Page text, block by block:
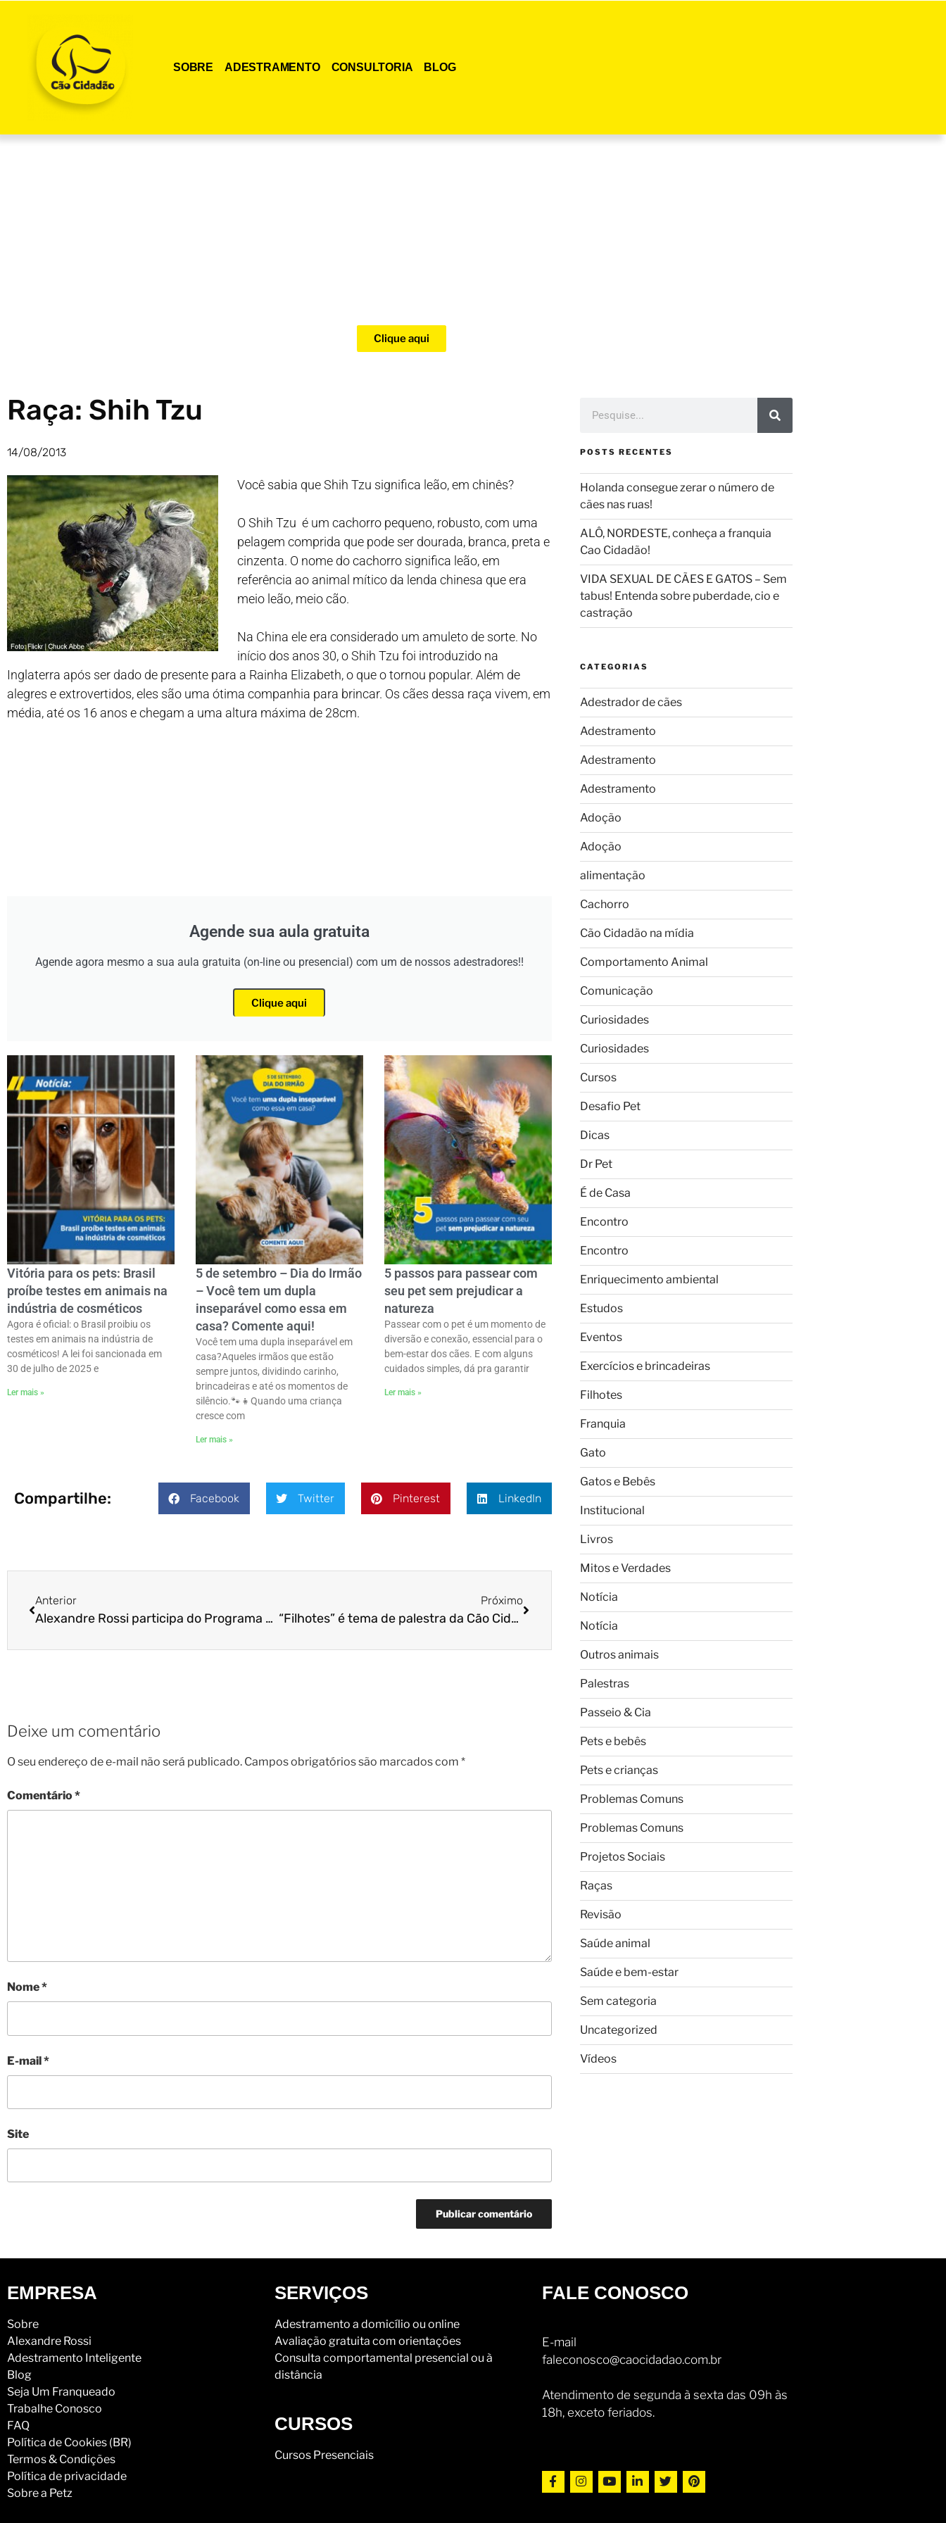
SOBRE ADESTRAMENTO CONSULTORIA BLOG
Clique aqui
Raça: Shih Tzu
14/08/2013
Você sabia que Shih Tzu significa leão, em chinês?
O Shih Tzu é um cachorro pequeno, robusto, com uma
pelagem comprida que pode ser dourada, branca, preta e
cinzenta. O nome do cachorro significa leão, em
referência ao animal mítico da lenda chinesa que era
meio leão, meio cão.
Na China ele era considerado um amuleto de sorte. No
início dos anos 30, o Shih Tzu foi introduzido na
Inglaterra após ser dado de presente para a Rainha Elizabeth, o que o tornou popular. Além de
alegres e extrovertidos, eles são uma ótima companhia para brincar. Os cães dessa raça vivem, em
média, até os 16 anos e chegam a uma altura máxima de 28cm.
Agende sua aula gratuita
Agende agora mesmo a sua aula gratuita (on-line ou presencial) com um de nossos adestradores!!
Clique aqui
Vitória para os pets: Brasil
proíbe testes em animais na
indústria de cosméticos
Agora é oficial: o Brasil proibiu os
testes em animais na indústria de
cosméticos! A lei foi sancionada em
30 de julho de 2025 e
Ler mais »
5 de setembro – Dia do Irmão
– Você tem um dupla
inseparável como essa em
casa? Comente aqui!
Você tem uma dupla inseparável em
casa?Aqueles irmãos que estão
sempre juntos, dividindo carinho,
brincadeiras e até os momentos de
silêncio.ㅤ🐾👧Quando uma criança
cresce com
Ler mais »
5 passos para passear com
seu pet sem prejudicar a
natureza
Passear com o pet é um momento de
diversão e conexão, essencial para o
bem-estar dos cães. E com alguns
cuidados simples, dá pra garantir
Ler mais »
Compartilhe: Facebook Twitter Pinterest LinkedIn
Anterior
Alexandre Rossi participa do Programa da Eliana, no Sbt
Próximo
“Filhotes” é tema de palestra da Cão Cidadão
Deixe um comentário
O seu endereço de e-mail não será publicado. Campos obrigatórios são marcados com *
Comentário*
Nome*
E-mail*
Site
POSTS RECENTES
Holanda consegue zerar o número de
cães nas ruas!
ALÔ, NORDESTE, conheça a franquia
Cao Cidadão!
VIDA SEXUAL DE CÃES E GATOS – Sem
tabus! Entenda sobre puberdade, cio e
castração
CATEGORIAS
Adestrador de cães
Adestramento
Adestramento
Adestramento
Adoção
Adoção
alimentação
Cachorro
Cão Cidadão na mídia
Comportamento Animal
Comunicação
Curiosidades
Curiosidades
Cursos
Desafio Pet
Dicas
Dr Pet
É de Casa
Encontro
Encontro
Enriquecimento ambiental
Estudos
Eventos
Exercícios e brincadeiras
Filhotes
Franquia
Gato
Gatos e Bebês
Institucional
Livros
Mitos e Verdades
Notícia
Notícia
Outros animais
Palestras
Passeio & Cia
Pets e bebês
Pets e crianças
Problemas Comuns
Problemas Comuns
Projetos Sociais
Raças
Revisão
Saúde animal
Saúde e bem-estar
Sem categoria
Uncategorized
Vídeos
EMPRESA
Sobre
Alexandre Rossi
Adestramento Inteligente
Blog
Seja Um Franqueado
Trabalhe Conosco
FAQ
Política de Cookies (BR)
Termos & Condições
Política de privacidade
Sobre a Petz
SERVIÇOS
Adestramento a domicílio ou online
Avaliação gratuita com orientações
Consulta comportamental presencial ou à
distância
CURSOS
Cursos Presenciais
FALE CONOSCO
E-mail
faleconosco@caocidadao.com.br
Atendimento de segunda à sexta das 09h às
18h, exceto feriados.